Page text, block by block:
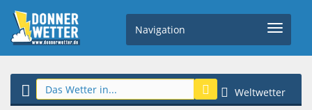
Navigation
Weltwetter